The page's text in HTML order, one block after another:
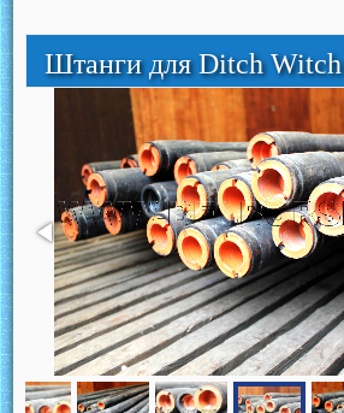
Штанги для Ditch Witch